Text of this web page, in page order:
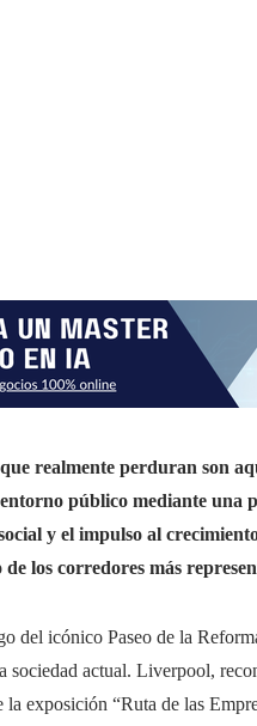
realmente perduran son
público mediante una
y el impulso al
los corredores más
del icónico Paseo de la
sociedad actual. Liverpool,
exposición “Ruta de las